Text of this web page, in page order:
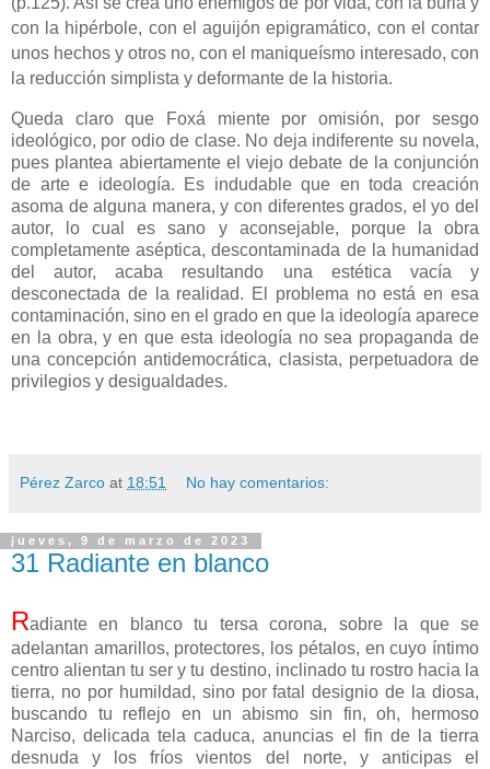
con la hipérbole, con el aguijón epigramático, con el contar
unos hechos y otros no, con el maniqueísmo interesado, con
la reducción simplista y deformante de la historia.
Queda claro que Foxá miente por omisión, por sesgo
ideológico, por odio de clase. No deja indiferente su novela,
pues plantea abiertamente el viejo debate de la conjunción
de arte e ideología. Es indudable que en toda creación
asoma de alguna manera, y con diferentes grados, el yo del
autor, lo cual es sano y aconsejable, porque la obra
completamente aséptica, descontaminada de la humanidad
del autor, acaba resultando una estética vacía y
desconectada de la realidad. El problema no está en esa
contaminación, sino en el grado en que la ideología aparece
en la obra, y en que esta ideología no sea propaganda de
una concepción antidemocrática, clasista, perpetuadora de
privilegios y desigualdades.
Pérez Zarco at 18:51 No hay comentarios:
jueves, 9 de marzo de 2023
31 Radiante en blanco
Radiante en blanco tu tersa corona, sobre la que se
adelantan amarillos, protectores, los pétalos, en cuyo íntimo
centro alientan tu ser y tu destino, inclinado tu rostro hacia la
tierra, no por humildad, sino por fatal designio de la diosa,
buscando tu reflejo en un abismo sin fin, oh, hermoso
Narciso, delicada tela caduca, anuncias el fin de la tierra
desnuda y los fríos vientos del norte, y anticipas el